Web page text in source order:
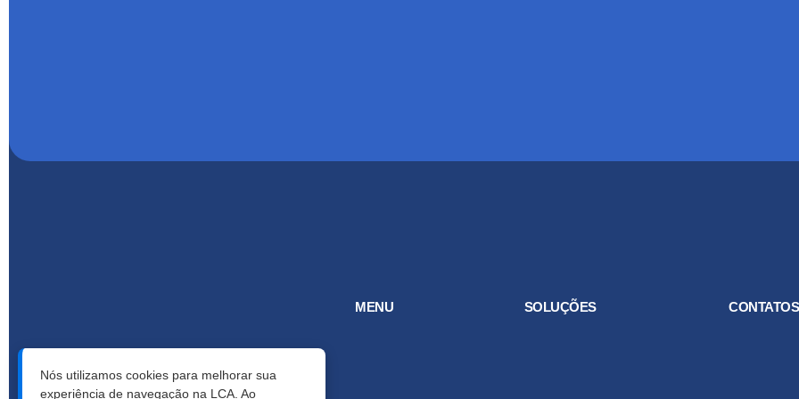
MENU SOLUÇÕES CONTATOS
Nós utilizamos cookies para melhorar sua
experiência de navegação na LCA. Ao